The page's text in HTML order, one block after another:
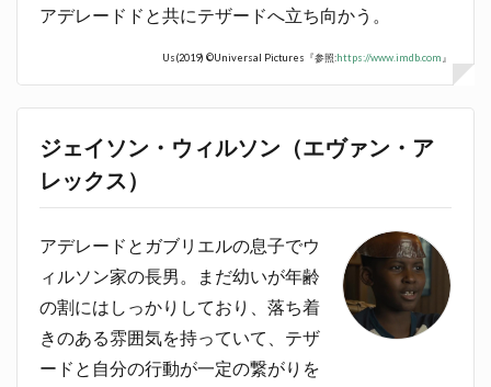
アデレードドと共にテザードへ立ち向かう。
Us(2019) ©Universal Pictures『参照:https://www.imdb.com 』
ジェイソン・ウィルソン（エヴァン・ア
レックス）
アデレードとガブリエルの息子でウ
ィルソン家の長男。まだ幼いが年齢
の割にはしっかりしており、落ち着
きのある雰囲気を持っていて、テザ
ードと自分の行動が一定の繋がりを